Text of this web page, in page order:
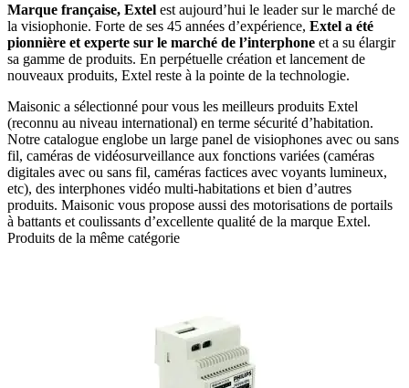
Marque française, Extel est aujourd’hui le leader sur le marché de
la visiophonie. Forte de ses 45 années d’expérience, Extel a été
pionnière et experte sur le marché de l’interphone et a su élargir
sa gamme de produits. En perpétuelle création et lancement de
nouveaux produits, Extel reste à la pointe de la technologie.
Maisonic a sélectionné pour vous les meilleurs produits Extel
(reconnu au niveau international) en terme sécurité d’habitation.
Notre catalogue englobe un large panel de visiophones avec ou sans
fil, caméras de vidéosurveillance aux fonctions variées (caméras
digitales avec ou sans fil, caméras factices avec voyants lumineux,
etc), des interphones vidéo multi-habitations et bien d’autres
produits. Maisonic vous propose aussi des motorisations de portails
à battants et coulissants d’excellente qualité de la marque Extel.
Produits de la même catégorie